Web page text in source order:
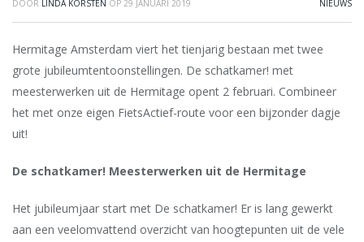
DOOR LINDA KORSTEN OP 29 JANUARI 2019 NIEUWS
Hermitage Amsterdam viert het tienjarig bestaan met twee
grote jubileumtentoonstellingen. De schatkamer! met
meesterwerken uit de Hermitage opent 2 februari. Combineer
het met onze eigen FietsActief-route voor een bijzonder dagje
uit!
De schatkamer! Meesterwerken uit de Hermitage
Het jubileumjaar start met De schatkamer! Er is lang gewerkt
aan een veelomvattend overzicht van hoogtepunten uit de vele